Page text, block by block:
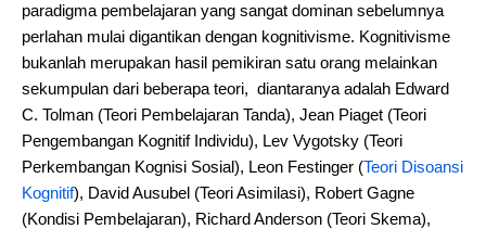
paradigma pembelajaran yang sangat dominan sebelumnya
perlahan mulai digantikan dengan kognitivisme. Kognitivisme
bukanlah merupakan hasil pemikiran satu orang melainkan
sekumpulan dari beberapa teori, diantaranya adalah Edward
C. Tolman (Teori Pembelajaran Tanda), Jean Piaget (Teori
Pengembangan Kognitif Individu), Lev Vygotsky (Teori
Perkembangan Kognisi Sosial), Leon Festinger (Teori Disoansi
Kognitif), David Ausubel (Teori Asimilasi), Robert Gagne
(Kondisi Pembelajaran), Richard Anderson (Teori Skema),